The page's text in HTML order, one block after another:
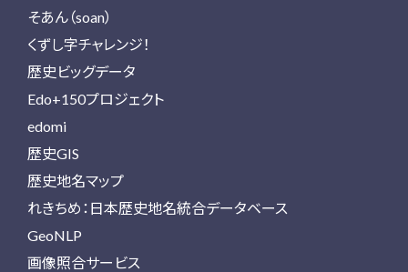
そあん（soan）
くずし字チャレンジ！
歴史ビッグデータ
Edo+150プロジェクト
edomi
歴史GIS
歴史地名マップ
れきちめ：日本歴史地名統合データベース
GeoNLP
画像照合サービス